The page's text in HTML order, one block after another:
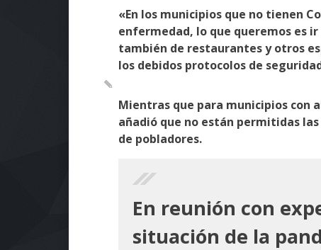
«En los municipios que no tienen
enfermedad, lo que queremos es
también de restaurantes y otros
los debidos protocolos de
Mientras que para municipios con
añadió que no están permitidas
de pobladores.
En reunión con
situación de la